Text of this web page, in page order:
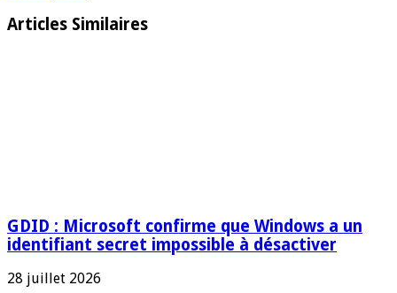
Articles Similaires
GDID : Microsoft confirme que Windows a un
identifiant secret impossible à désactiver
28 juillet 2026